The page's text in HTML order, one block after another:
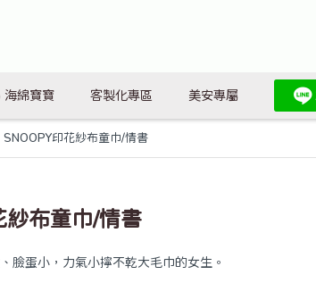
海綿寶寶 客製化專區 美安專屬
SNOOPY印花紗布童巾/情書
紗布童巾/情書
臉蛋小，力氣小擰不乾大毛巾的女生。